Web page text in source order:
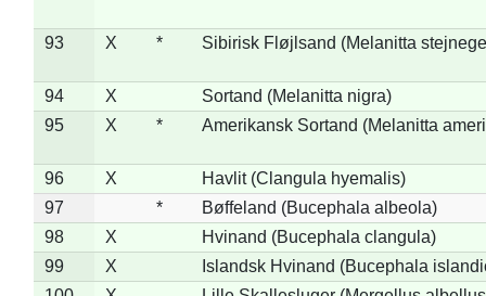
93 X * Sibirisk Fløjlsand (Melanitta
94 X
Sortand (Melanitta nigra)
95
X * Amerikansk Sortand (Melanitta
96 X
Havlit (Clangula hyemalis)
97
*
Bøffeland (Bucephala albeola)
98
X
Hvinand (Bucephala clangula)
99
X
Islandsk Hvinand (Bucephala